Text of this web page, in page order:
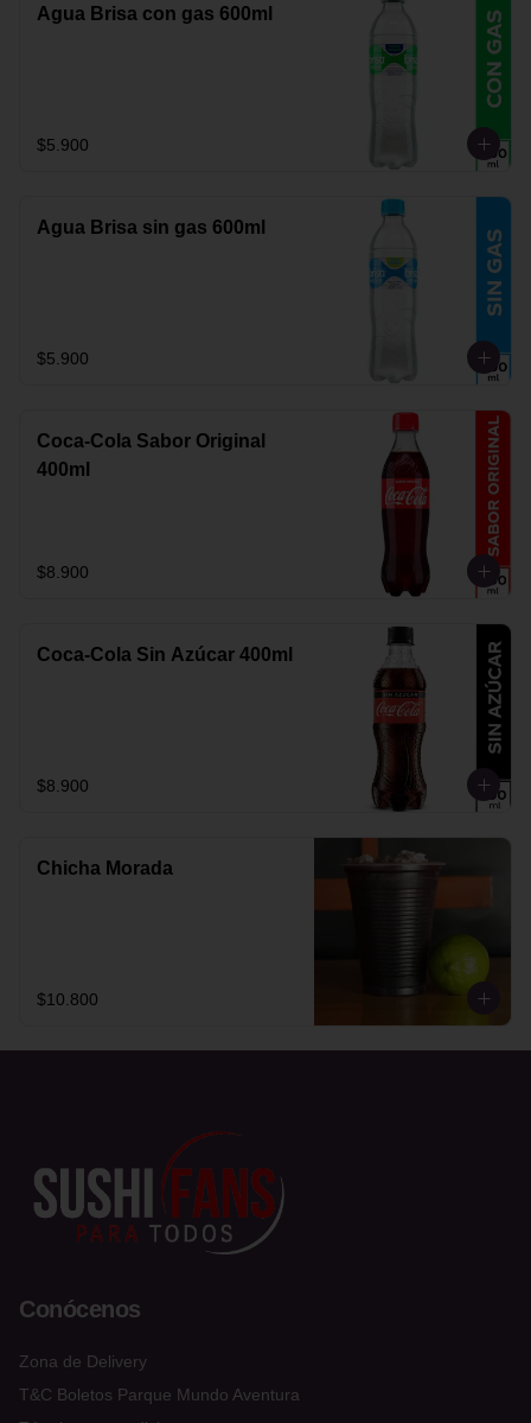
Agua Brisa con gas 600ml
$5.900
Agua Brisa sin gas 600ml
$5.900
Coca-Cola Sabor Original
400ml
$8.900
Coca-Cola Sin Azúcar 400ml
$8.900
Chicha Morada
$10.800
Conócenos
Zona de Delivery
T&C Boletos Parque Mundo Aventura